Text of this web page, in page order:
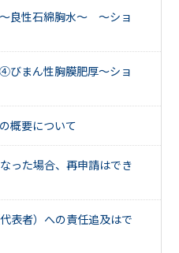
良性石綿胸水～ ～ショ
びまん性胸膜肥厚～ショ
概要について
った場合、再申請はでき
表者）への責任追及はで